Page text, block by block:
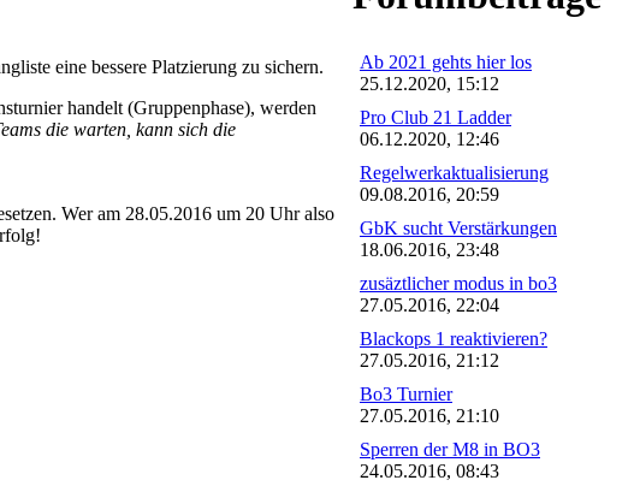
eine bessere Platzierung zu sichern.
handelt (Gruppenphase), werden
die warten, kann sich die
Wer am 28.05.2016 um 20 Uhr also
Ab 2021 gehts hier los
25.12.2020, 15:12
Pro Club 21 Ladder
06.12.2020, 12:46
Regelwerkaktualisierung
09.08.2016, 20:59
GbK sucht Verstärkungen
18.06.2016, 23:48
zusäztlicher modus in bo3
27.05.2016, 22:04
Blackops 1 reaktivieren?
27.05.2016, 21:12
Bo3 Turnier
27.05.2016, 21:10
Sperren der M8 in BO3
24.05.2016, 08:43